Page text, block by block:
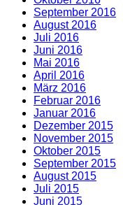
September 2016
August 2016
Juli 2016
Juni 2016
Mai 2016
April 2016
März 2016
Februar 2016
Januar 2016
Dezember 2015
November 2015
Oktober 2015
September 2015
August 2015
Juli 2015
Juni 2015